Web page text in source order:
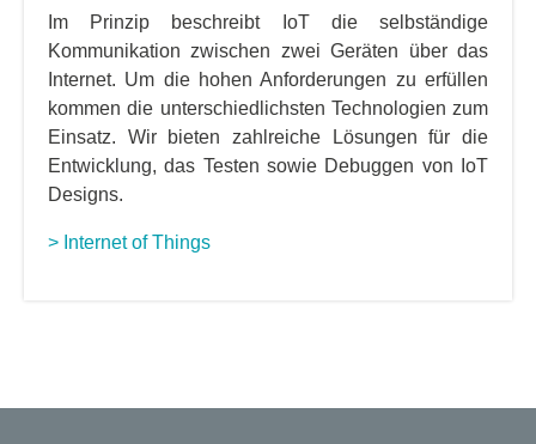
Im Prinzip beschreibt IoT die selbständige
Kommunikation zwischen zwei Geräten über das
Internet. Um die hohen Anforderungen zu erfüllen
kommen die unterschiedlichsten Technologien zum
Einsatz. Wir bieten zahlreiche Lösungen für die
Entwicklung, das Testen sowie Debuggen von IoT
Designs.
> Internet of Things